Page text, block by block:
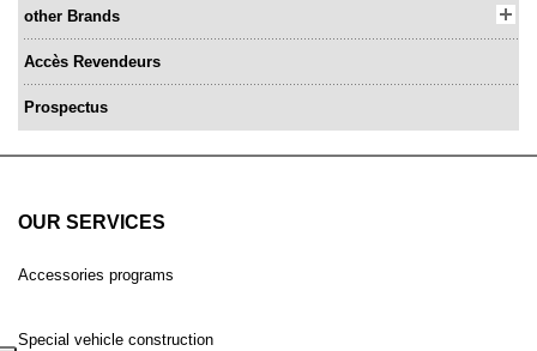
other Brands
Accès Revendeurs
Prospectus
OUR SERVICES
Accessories programs
Special vehicle construction